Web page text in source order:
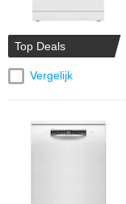
Top Deals
Vergelijk